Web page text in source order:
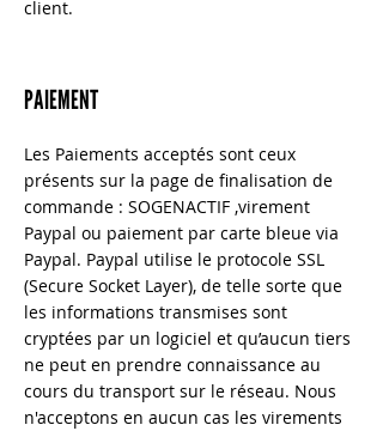
client.
PAIEMENT
Les Paiements acceptés sont ceux
présents sur la page de finalisation de
commande : SOGENACTIF ,virement
Paypal ou paiement par carte bleue via
Paypal. Paypal utilise le protocole SSL
(Secure Socket Layer), de telle sorte que
les informations transmises sont
cryptées par un logiciel et qu’aucun tiers
ne peut en prendre connaissance au
cours du transport sur le réseau. Nous
n'acceptons en aucun cas les virements